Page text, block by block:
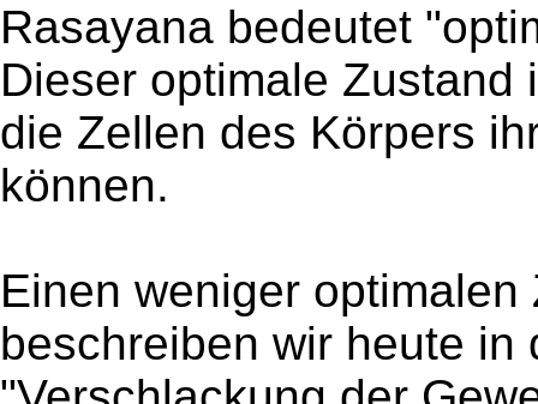
Rasayana bedeutet
Dieser optimale Zustand
die Zellen des Körpers
können.
Einen weniger
beschreiben wir heute